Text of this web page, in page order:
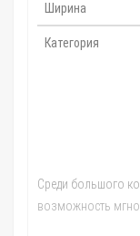
Ширина
Категория
Среди большого
возможность